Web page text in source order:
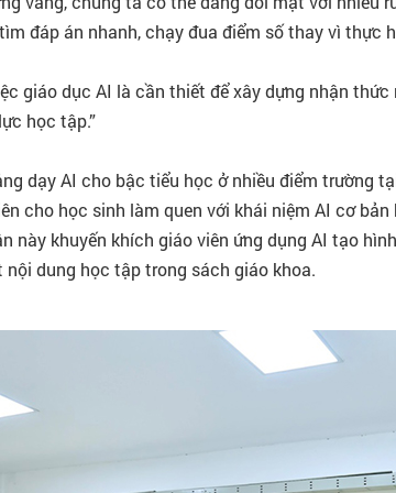
đáp án nhanh, chạy đua điểm số thay vì thực
giáo dục AI là cần thiết để xây dựng nhận
học tập.”
dạy AI cho bậc tiểu học ở nhiều điểm trường
cho học sinh làm quen với khái niệm AI cơ
này khuyến khích giáo viên ứng dụng AI tạo
nội dung học tập trong sách giáo khoa.